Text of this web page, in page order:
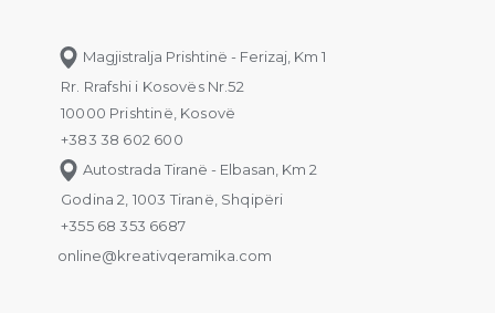
Magjistralja Prishtinë - Ferizaj, Km 1
Rr. Rrafshi i Kosovës Nr.52
10000 Prishtinë, Kosovë
+383 38 602 600
Autostrada Tiranë - Elbasan, Km 2
Godina 2, 1003 Tiranë, Shqipëri
+355 68 353 6687
online@kreativqeramika.com